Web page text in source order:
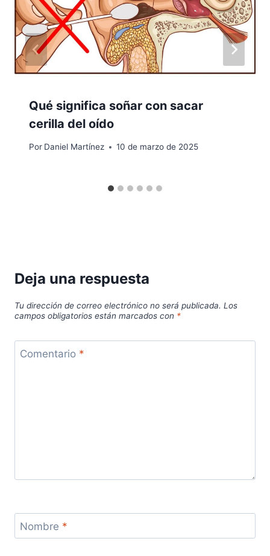
Qué significa soñar con sacar
cerilla del oído
Por Daniel Martínez 10 de marzo de 2025
Deja una respuesta
Tu dirección de correo electrónico no será publicada. Los
campos obligatorios están marcados con *
Comentario *
Nombre *